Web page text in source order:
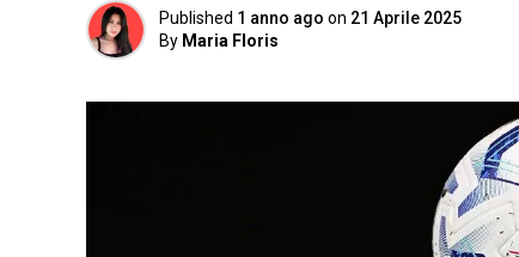
Published 1 anno ago on 21 Aprile 2025
By Maria Floris